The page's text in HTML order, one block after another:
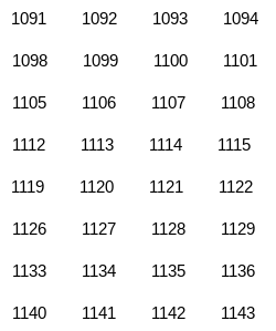
1091 1092 1093 1094
1098 1099 1100 1101
1105 1106 1107 1108
1112 1113 1114 1115
1119 1120 1121 1122
1126 1127 1128 1129
1133 1134 1135 1136
1140 1141 1142 1143